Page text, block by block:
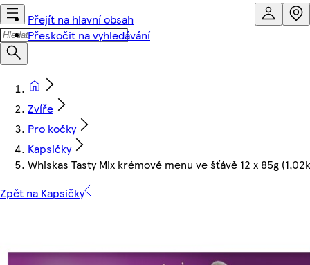
Přejít na hlavní obsah
Přeskočit na vyhledávání
Zvíře
Pro kočky
Kapsičky
Whiskas Tasty Mix krémové menu ve šťávě 12 x 85g
Zpět na Kapsičky